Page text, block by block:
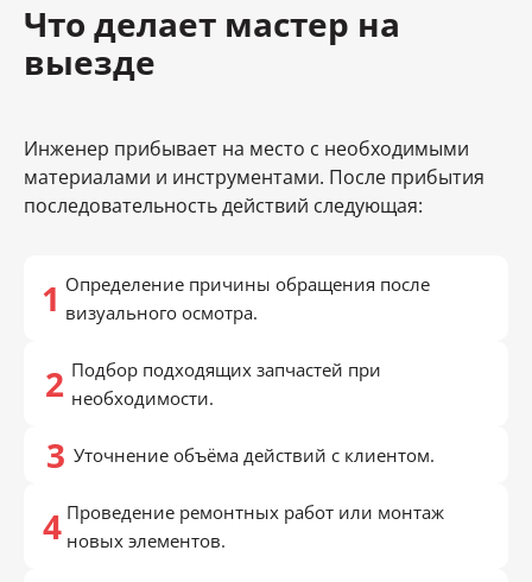
Что делает мастер на
выезде
Инженер прибывает на место с необходимыми
материалами и инструментами. После прибытия
последовательность действий следующая:
Определение причины обращения после
визуального осмотра.
Подбор подходящих запчастей при
необходимости.
Уточнение объёма действий с клиентом.
Проведение ремонтных работ или монтаж
новых элементов.